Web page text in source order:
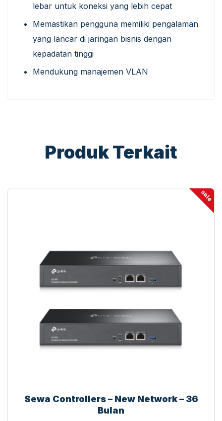
lebar untuk koneksi yang lebih cepat
Memastikan pengguna memiliki pengalaman
yang lancar di jaringan bisnis dengan
kepadatan tinggi
Mendukung manajemen VLAN
Produk Terkait
sale
Sewa Controllers – New Network – 36
Bulan